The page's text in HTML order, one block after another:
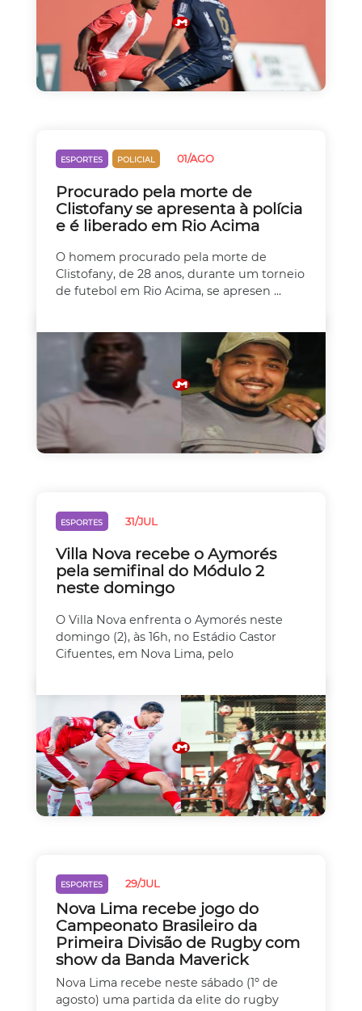
ESPORTES POLICIAL 01/AGO
Procurado pela morte de
Clistofany se apresenta à polícia
e é liberado em Rio Acima
O homem procurado pela morte de
Clistofany, de 28 anos, durante um torneio
de futebol em Rio Acima, se apresen ...
ESPORTES 31/JUL
Villa Nova recebe o Aymorés
pela semifinal do Módulo 2
neste domingo
O Villa Nova enfrenta o Aymorés neste
domingo (2), às 16h, no Estádio Castor
Cifuentes, em Nova Lima, pelo
ESPORTES 29/JUL
Nova Lima recebe jogo do
Campeonato Brasileiro da
Primeira Divisão de Rugby com
show da Banda Maverick
Nova Lima recebe neste sábado (1º de
agosto) uma partida da elite do rugby